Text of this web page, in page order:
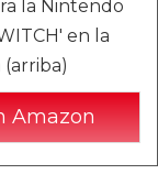
la Nintendo
en la
Amazon